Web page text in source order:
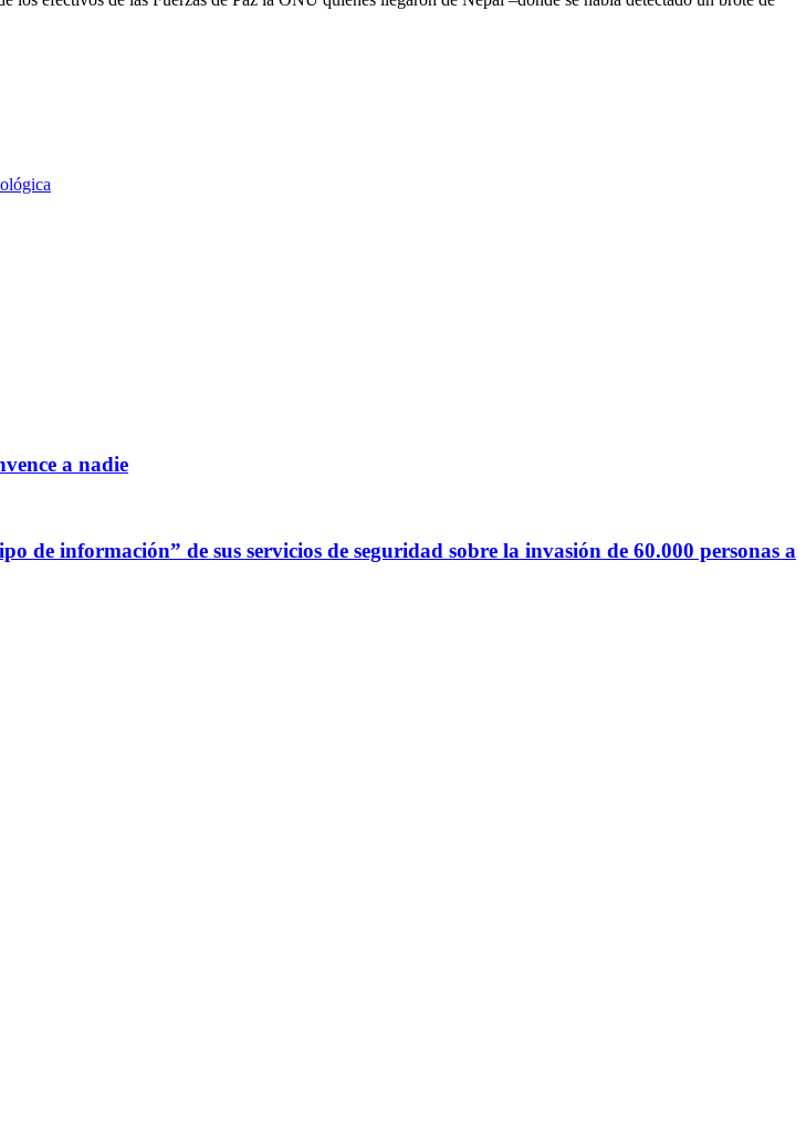
a nadie
de información” de sus servicios de seguridad sobre la invasión de 60.000 personas a